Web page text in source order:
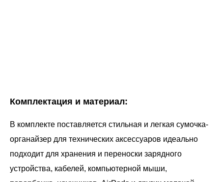
Комплектация и материал:
В комплекте поставляется стильная и легкая сумочка-
органайзер для технических аксессуаров идеально
подходит для хранения и переноски зарядного
устройства, кабелей, компьютерной мыши,